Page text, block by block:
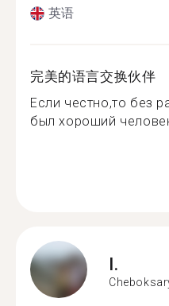
英语
完美的语言交换伙伴
Если честно,то без
был хороший
I.